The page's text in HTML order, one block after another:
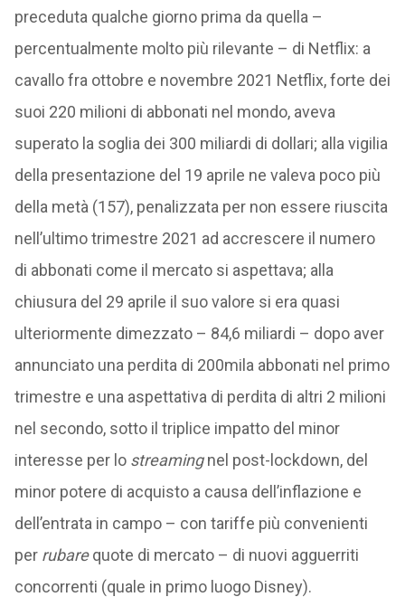
preceduta qualche giorno prima da quella –
percentualmente molto più rilevante – di Netflix: a
cavallo fra ottobre e novembre 2021 Netflix, forte dei
suoi 220 milioni di abbonati nel mondo, aveva
superato la soglia dei 300 miliardi di dollari; alla vigilia
della presentazione del 19 aprile ne valeva poco più
della metà (157), penalizzata per non essere riuscita
nell’ultimo trimestre 2021 ad accrescere il numero
di abbonati come il mercato si aspettava; alla
chiusura del 29 aprile il suo valore si era quasi
ulteriormente dimezzato – 84,6 miliardi – dopo aver
annunciato una perdita di 200mila abbonati nel primo
trimestre e una aspettativa di perdita di altri 2 milioni
nel secondo, sotto il triplice impatto del minor
interesse per lo streamingnel post-lockdown, del
minor potere di acquisto a causa dell’inflazione e
dell’entrata in campo – con tariffe più convenienti
per rubarequote di mercato – di nuovi agguerriti
concorrenti (quale in primo luogo Disney).